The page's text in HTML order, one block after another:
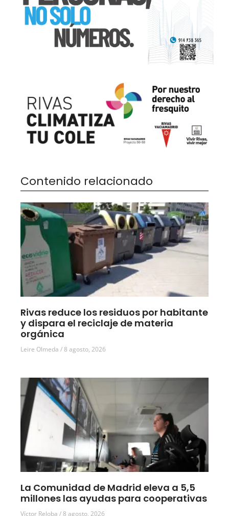
Contenido relacionado
Rivas reduce los residuos por habitante
y dispara el reciclaje de materia
orgánica
Leire Olmeda 8 agosto, 2026
La Comunidad de Madrid eleva a 5,5
millones las ayudas para cooperativas
Víctor Reloba 8 agosto, 2026